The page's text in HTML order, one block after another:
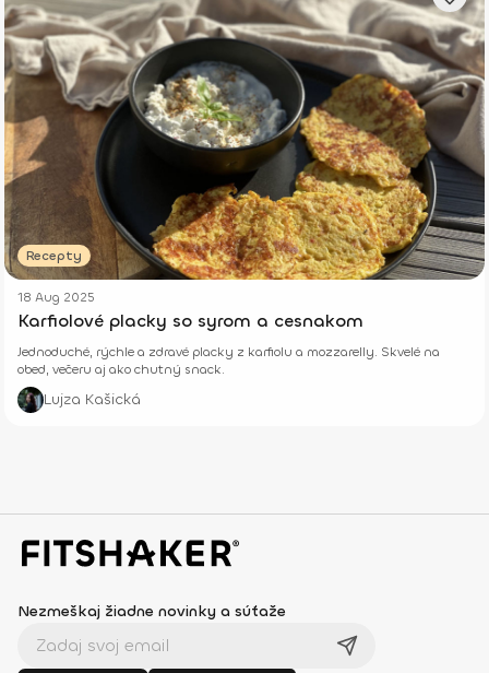
Recepty
18 Aug 2025
Karfiolové placky so syrom a cesnakom
Jednoduché, rýchle a zdravé placky z karfiolu a mozzarelly. Skvelé na
obed, večeru aj ako chutný snack.
Lujza Kašická
Nezmeškaj žiadne novinky a súťaže